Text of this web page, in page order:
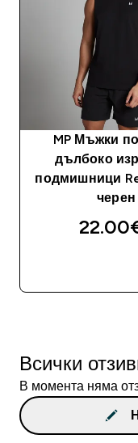
MP Мъжки
дълбоко
подмишници
черен
Всички
В момента няма